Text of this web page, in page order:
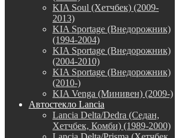
KIA Soul (Хетчбек) (2009-
2013)
KIA Sportage (Внедорожник)
(1994-2004)
KIA Sportage (Внедорожник)
(2004-2010)
KIA Sportage (Внедорожник)
(2010-)
KIA Venga (Минивен) (2009-)
Автостекло Lancia
Lancia Delta/Dedra (Седан,
Хетчбек, Комби) (1989-2000)